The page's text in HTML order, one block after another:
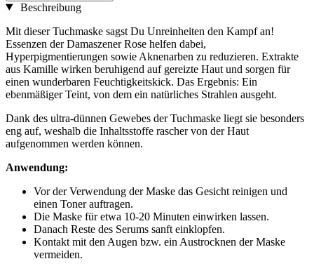
Beschreibung
Mit dieser Tuchmaske sagst Du Unreinheiten den Kampf an!
Essenzen der Damaszener Rose helfen dabei,
Hyperpigmentierungen sowie Aknenarben zu reduzieren. Extrakte
aus Kamille wirken beruhigend auf gereizte Haut und sorgen für
einen wunderbaren Feuchtigkeitskick. Das Ergebnis: Ein
ebenmäßiger Teint, von dem ein natürliches Strahlen ausgeht.
Dank des ultra-dünnen Gewebes der Tuchmaske liegt sie besonders
eng auf, weshalb die Inhaltsstoffe rascher von der Haut
aufgenommen werden können.
Anwendung:
Vor der Verwendung der Maske das Gesicht reinigen und
einen Toner auftragen.
Die Maske für etwa 10-20 Minuten einwirken lassen.
Danach Reste des Serums sanft einklopfen.
Kontakt mit den Augen bzw. ein Austrocknen der Maske
vermeiden.